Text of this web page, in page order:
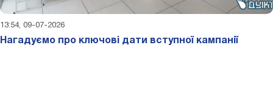
13:54, 09-07-2026
Нагадуємо про ключові дати вступної кампанії